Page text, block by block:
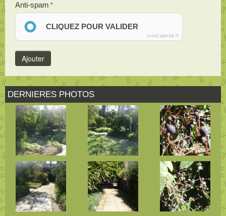
Anti-spam
CLIQUEZ POUR VALIDER
IconCaptcha ©
DERNIERES PHOTOS